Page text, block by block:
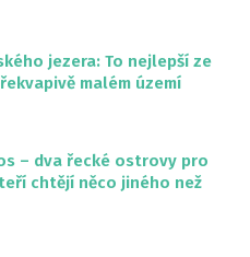
jezera: To nejlepší ze
malém území
– dva řecké ostrovy pro
chtějí něco jiného než